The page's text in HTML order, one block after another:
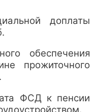
доплаты
обеспечения
прожиточного
ФСД к пенсии